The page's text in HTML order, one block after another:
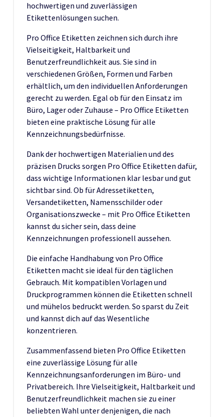
hochwertigen und zuverlässigen
Etikettenlösungen suchen.
Pro Office Etiketten zeichnen sich durch ihre
Vielseitigkeit, Haltbarkeit und
Benutzerfreundlichkeit aus. Sie sind in
verschiedenen Größen, Formen und Farben
erhältlich, um den individuellen Anforderungen
gerecht zu werden. Egal ob für den Einsatz im
Büro, Lager oder Zuhause – Pro Office Etiketten
bieten eine praktische Lösung für alle
Kennzeichnungsbedürfnisse.
Dank der hochwertigen Materialien und des
präzisen Drucks sorgen Pro Office Etiketten dafür,
dass wichtige Informationen klar lesbar und gut
sichtbar sind. Ob für Adressetiketten,
Versandetiketten, Namensschilder oder
Organisationszwecke – mit Pro Office Etiketten
kannst du sicher sein, dass deine
Kennzeichnungen professionell aussehen.
Die einfache Handhabung von Pro Office
Etiketten macht sie ideal für den täglichen
Gebrauch. Mit kompatiblen Vorlagen und
Druckprogrammen können die Etiketten schnell
und mühelos bedruckt werden. So sparst du Zeit
und kannst dich auf das Wesentliche
konzentrieren.
Zusammenfassend bieten Pro Office Etiketten
eine zuverlässige Lösung für alle
Kennzeichnungsanforderungen im Büro- und
Privatbereich. Ihre Vielseitigkeit, Haltbarkeit und
Benutzerfreundlichkeit machen sie zu einer
beliebten Wahl unter denjenigen, die nach